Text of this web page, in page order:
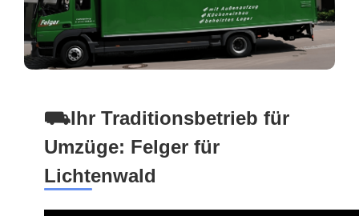
⛟Ihr Traditionsbetrieb für
Umzüge: Felger für
Lichtenwald